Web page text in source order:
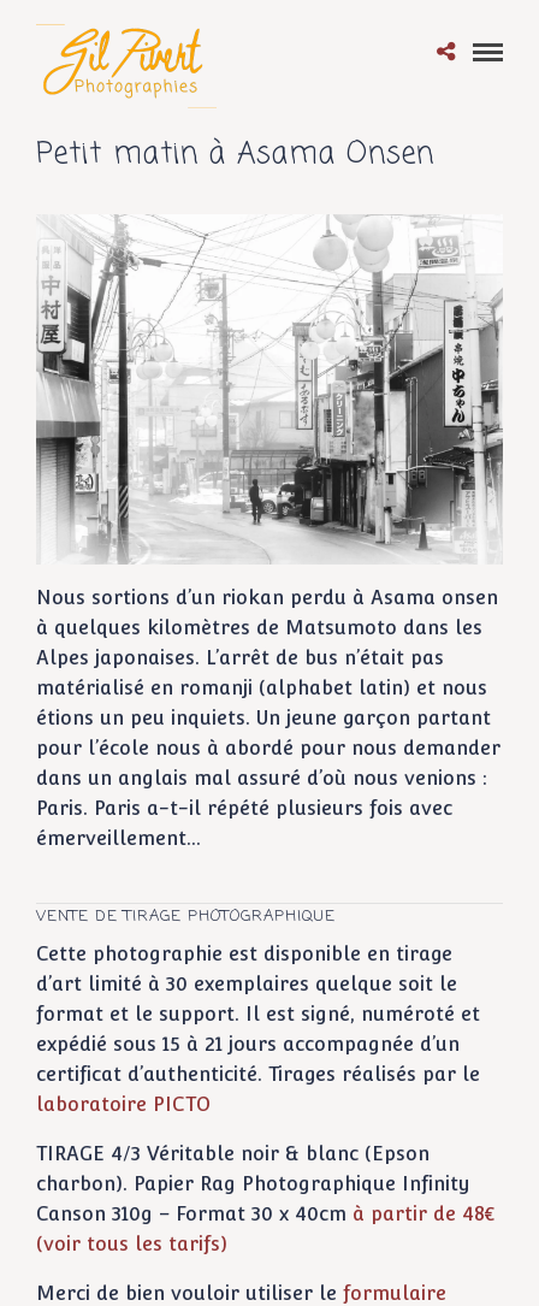
Petit matin à Asama Onsen
Nous sortions d’un riokan perdu à Asama onsen
à quelques kilomètres de Matsumoto dans les
Alpes japonaises. L’arrêt de bus n’était pas
matérialisé en romanji (alphabet latin) et nous
étions un peu inquiets. Un jeune garçon partant
pour l’école nous à abordé pour nous demander
dans un anglais mal assuré d’où nous venions :
Paris. Paris a-t-il répété plusieurs fois avec
émerveillement…
VENTE DE TIRAGE PHOTOGRAPHIQUE
Cette photographie est disponible en tirage
d’art limité à 30 exemplaires quelque soit le
format et le support. Il est signé, numéroté et
expédié sous 15 à 21 jours accompagnée d’un
certificat d’authenticité. Tirages réalisés par le
laboratoire PICTO
TIRAGE 4/3 Véritable noir & blanc (Epson
charbon). Papier Rag Photographique Infinity
Canson 310g – Format 30 x 40cm à partir de 48€
(voir tous les tarifs)
Merci de bien vouloir utiliser le formulaire